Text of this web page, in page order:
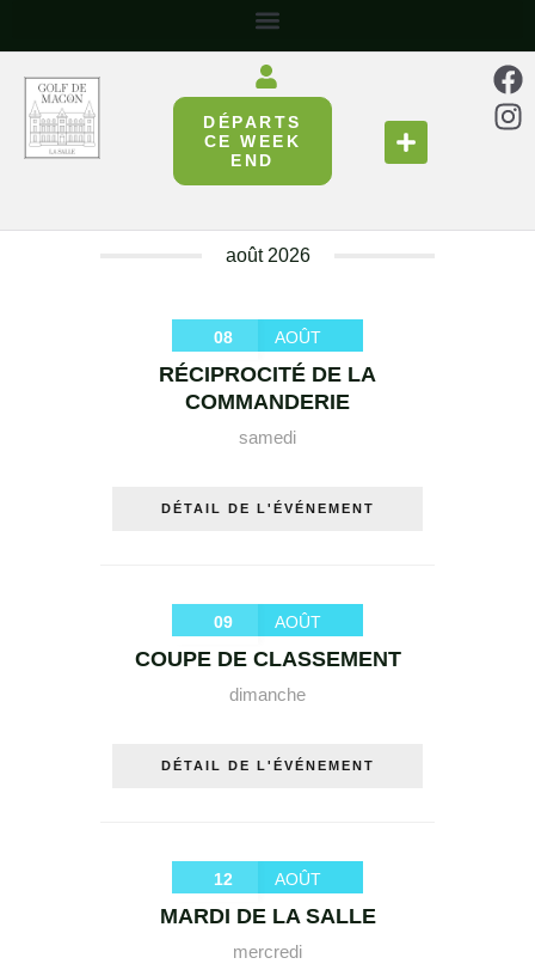
DÉPARTS
CE WEEK
END
août 2026
08 AOÛT
RÉCIPROCITÉ DE LA
COMMANDERIE
samedi
DÉTAIL DE L'ÉVÉNEMENT
09 AOÛT
COUPE DE CLASSEMENT
dimanche
DÉTAIL DE L'ÉVÉNEMENT
12 AOÛT
MARDI DE LA SALLE
mercredi